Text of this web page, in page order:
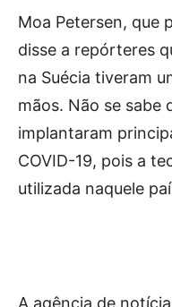
Moa Petersen, que
disse a repórteres
na Suécia tiveram
mãos. Não se sabe
implantaram
COVID-19, pois a
utilizada naquele